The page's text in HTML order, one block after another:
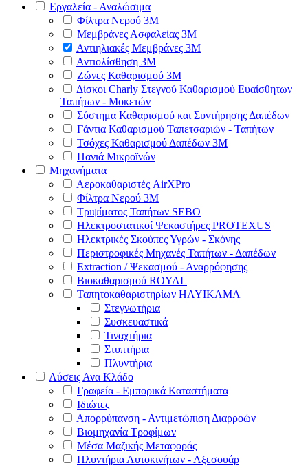
Εργαλεία - Αναλώσιμα
Φίλτρα Νερού 3Μ
Μεμβράνες Ασφαλείας 3Μ
Αντιηλιακές Μεμβράνες 3Μ
Αντιολίσθηση 3Μ
Ζώνες Καθαρισμού 3Μ
Δίσκοι Charly Στεγνού Καθαρισμού Ευαίσθητων
Ταπήτων - Μοκετών
Σύστημα Καθαρισμού και Συντήρησης Δαπέδων
Γάντια Καθαρισμού Ταπετσαριών - Ταπήτων
Τσόχες Καθαρισμού Δαπέδων 3Μ
Πανιά Μικροϊνών
Μηχανήματα
Αεροκαθαριστές AirXPro
Φίλτρα Νερού 3M
Τριψίματος Ταπήτων SEBO
Ηλεκτροστατικοί Ψεκαστήρες PROTEXUS
Ηλεκτρικές Σκούπες Υγρών - Σκόνης
Περιστροφικές Μηχανές Ταπήτων - Δαπέδων
Extraction / Ψεκασμού - Αναρρόφησης
Βιοκαθαρισμού ROYAL
Ταπητοκαθαριστηρίων HAYIKAMA
Στεγνωτήρια
Συσκευαστικά
Τιναχτήρια
Στυπτήρια
Πλυντήρια
Λύσεις Ανα Κλάδο
Γραφεία - Εμπορικά Καταστήματα
Ιδιώτες
Απορρύπανση - Αντιμετώπιση Διαρροών
Βιομηχανία Τροφίμων
Μέσα Μαζικής Μεταφοράς
Πλυντήρια Αυτοκινήτων - Αξεσουάρ